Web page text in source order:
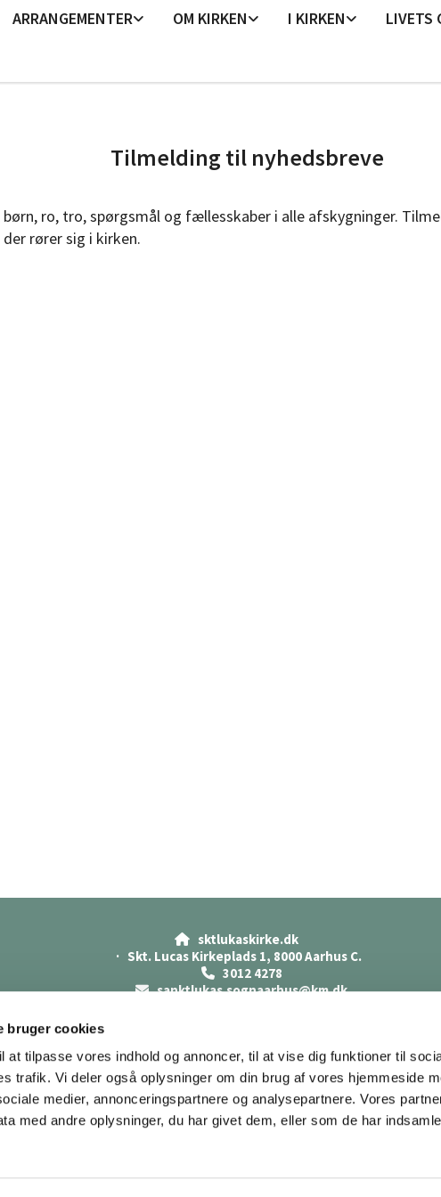
bruger cookies
at tilpasse vores indhold og annoncer, til at vise dig funktioner til
trafik. Vi deler også oplysninger om din brug af vores hjemmeside
medier, annonceringspartnere og analysepartnere. Vores
med andre oplysninger, du har givet dem, eller som de har
ARRANGEMENTER OM KIRKEN I KIRKEN LIVETS
Tilmelding til nyhedsbreve
ro, tro, spørgsmål og fællesskaber i alle afskygninger.
rører sig i kirken.
sktlukaskirke.dk
· Skt. Lucas Kirkeplads 1, 8000 Aarhus C.
3012 4278
sanktlukas.sognaarhus@km.dk